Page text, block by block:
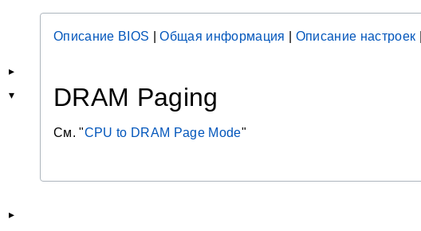
Описание BIOS |Общая информация Описание настроек
DRAM Paging
См. "CPU to DRAM Page Mode"